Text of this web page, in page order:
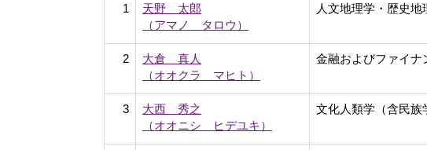
1
天野 太郎
（アマノ タロウ）
人文地理学・歴史
2
大倉 真人
（オオクラ マヒト）
金融およびファイナ
3
大西 秀之
（オオニシ ヒデユキ）
文化人類学（含民族